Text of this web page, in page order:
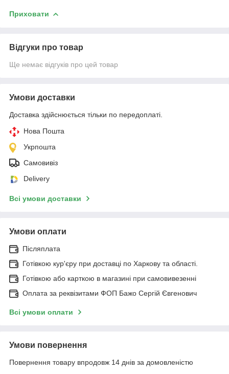
Приховати
Відгуки про товар
Ще немає відгуків про цей товар
Умови доставки
Доставка здійснюється тільки по передоплаті.
Нова Пошта
Укрпошта
Самовивіз
Delivery
Всі умови доставки
Умови оплати
Післяплата
Готівкою кур'єру при доставці по Харкову та області.
Готівкою або карткою в магазині при самовивезенні
Оплата за реквізитами ФОП Бажо Сергій Євгенович
Всі умови оплати
Умови повернення
Повернення товару впродовж 14 днів за домовленістю